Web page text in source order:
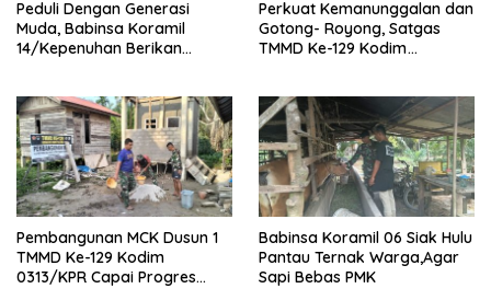
Peduli Dengan Generasi
Muda, Babinsa Koramil
14/Kepenuhan Berikan
Perkuat Kemanunggalan dan
Gotong- Royong, Satgas
TMMD Ke-129 Kodim
Rumah Bapak Dedi
Pembangunan MCK Dusun 1
TMMD Ke-129 Kodim
0313/KPR Capai Progres
Babinsa Koramil 06 Siak Hulu
Pantau Ternak Warga,Agar
Sapi Bebas PMK